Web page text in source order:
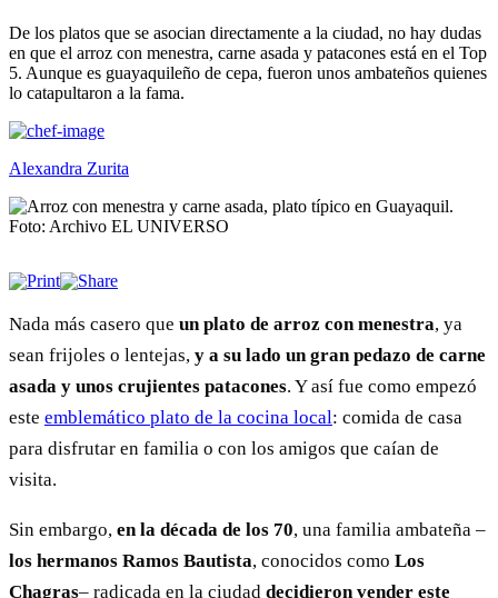
De los platos que se asocian directamente a la ciudad, no hay dudas
en que el arroz con menestra, carne asada y patacones está en el Top
5. Aunque es guayaquileño de cepa, fueron unos ambateños quienes
lo catapultaron a la fama.
Alexandra Zurita
Nada más casero que un plato de arroz con menestra, ya
sean frijoles o lentejas, y a su lado un gran pedazo de carne
asada y unos crujientes patacones. Y así fue como empezó
este emblemático plato de la cocina local: comida de casa
para disfrutar en familia o con los amigos que caían de
visita.
Sin embargo, en la década de los 70, una familia ambateña –
los hermanos Ramos Bautista, conocidos como Los
Chagras– radicada en la ciudad decidieron vender este